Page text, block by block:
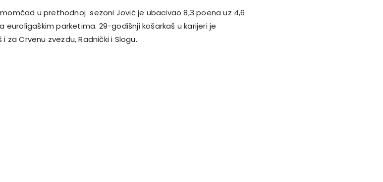
u prethodnoj sezoni Jović je ubacivao 8,3 poena uz 4,6
euroligaškim parketima. 29-godišnji košarkaš u karijeri je
za Crvenu zvezdu, Radnički i Slogu.